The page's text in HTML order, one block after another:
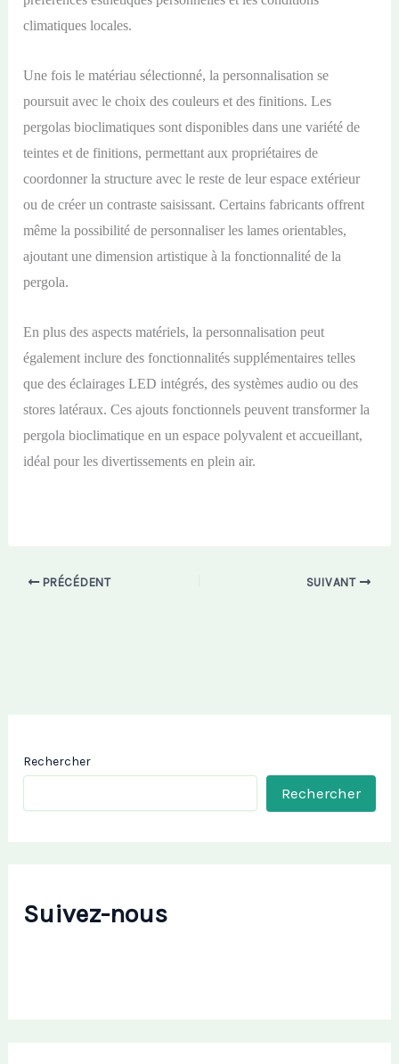
climatiques locales.
Une fois le matériau sélectionné, la personnalisation se
poursuit avec le choix des couleurs et des finitions. Les
pergolas bioclimatiques sont disponibles dans une variété de
teintes et de finitions, permettant aux propriétaires de
coordonner la structure avec le reste de leur espace extérieur
ou de créer un contraste saisissant. Certains fabricants offrent
même la possibilité de personnaliser les lames orientables,
ajoutant une dimension artistique à la fonctionnalité de la
pergola.
En plus des aspects matériels, la personnalisation peut
également inclure des fonctionnalités supplémentaires telles
que des éclairages LED intégrés, des systèmes audio ou des
stores latéraux. Ces ajouts fonctionnels peuvent transformer la
pergola bioclimatique en un espace polyvalent et accueillant,
idéal pour les divertissements en plein air.
PRÉCÉDENT SUIVANT
Rechercher
Rechercher
Suivez-nous